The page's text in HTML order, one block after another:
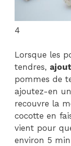
4
Lorsque les
tendres,
pommes de
ajoutez-en
recouvre la
cocotte en
vient pour
environ 5